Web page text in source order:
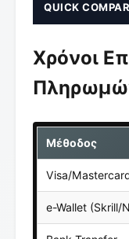
QUICK
Χρόνοι
Μέθοδος
Visa/
e-Wallet (Skrill/